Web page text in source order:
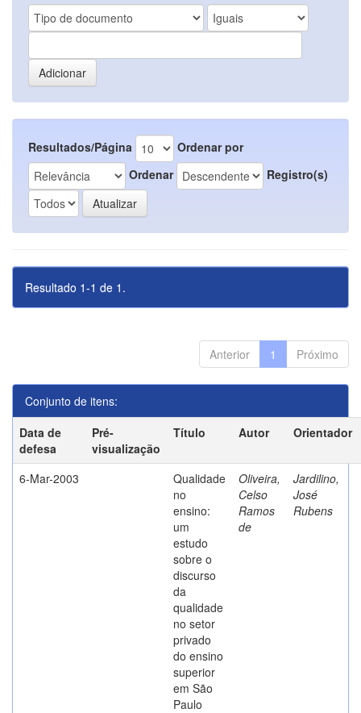
Resultados/Página
Ordenar por
Ordenar
Registro(s)
Resultado 1-1 de 1.
Anterior 1 Próximo
Conjunto de itens:
Data de
defesa
Pré-
visualização
Título Autor Orientador
6-Mar-2003
Qualidade
no
ensino:
um
estudo
sobre o
discurso
da
qualidade
no setor
privado
do ensino
superior
em São
Paulo
Oliveira,
Celso
Ramos
de
Jardilino,
José
Rubens